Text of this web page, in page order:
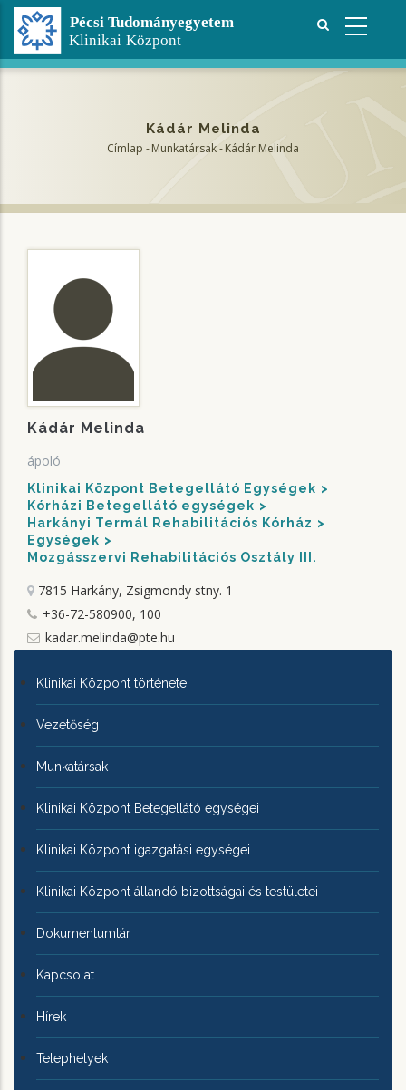
Ugrás
tartalomra
Kádár Melinda
Címlap -Munkatársak-Kádár Melinda
Kádár Melinda
ápoló
Klinikai Központ Betegellátó Egységek
Kórházi Betegellátó egységek
Harkányi Termál Rehabilitációs Kórház
Egységek
Mozgásszervi Rehabilitációs Osztály III.
7815 Harkány, Zsigmondy stny. 1
+36-72-580900, 100
kadar.melinda@pte.hu
KLINIKAI
KÖZPONTRÓL
Klinikai Központ története
Vezetőség
Munkatársak
Klinikai Központ Betegellátó egységei
Klinikai Központ igazgatási egységei
Klinikai Központ állandó bizottságai és testületei
Dokumentumtár
Kapcsolat
Hírek
Telephelyek